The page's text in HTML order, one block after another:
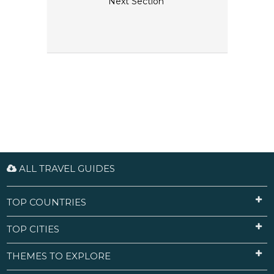
ALL TRAVEL GUIDES
TOP COUNTRIES
TOP CITIES
THEMES TO EXPLORE